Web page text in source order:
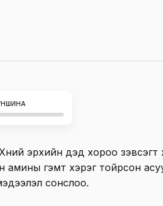
эрхийн дэд хороо зэвсэгт
амины гэмт хэрэг тойрсон
мэдээлэл сонслоо.